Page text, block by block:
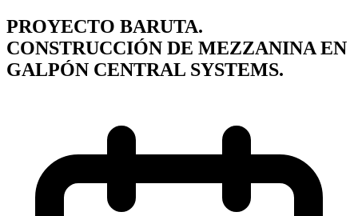
PROYECTO BARUTA.
CONSTRUCCIÓN DE MEZZANINA EN
GALPÓN CENTRAL SYSTEMS.